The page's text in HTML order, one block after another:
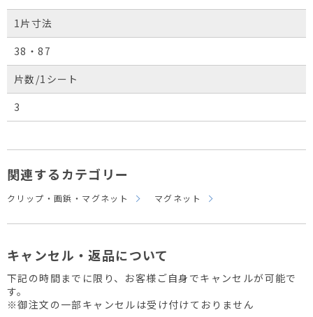
1片寸法
38・87
片数/1シート
3
関連するカテゴリー
クリップ・画鋲・マグネット マグネット
キャンセル・返品について
下記の時間までに限り、お客様ご自身でキャンセルが可能で
す。
※御注文の一部キャンセルは受け付けておりません